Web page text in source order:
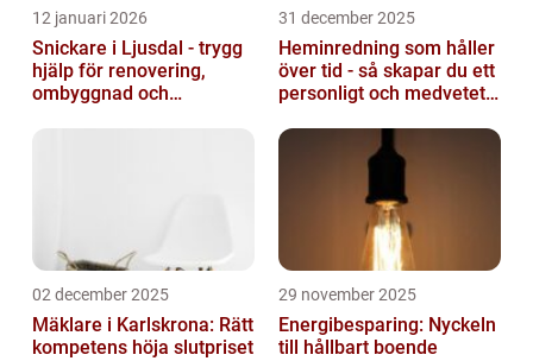
12 januari 2026
Snickare i Ljusdal - trygg
hjälp för renovering,
ombyggnad och
31 december 2025
Heminredning som håller
över tid - så skapar du ett
personligt och medvetet
02 december 2025
Mäklare i Karlskrona: Rätt
kompetens höja slutpriset
29 november 2025
Energibesparing: Nyckeln
till hållbart boende